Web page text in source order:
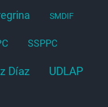
SMDIF
SSPPC
Díaz UDLAP